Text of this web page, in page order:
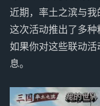
近期，率土之滨与我
这次活动推出了多种
如果你对这些联动
息。